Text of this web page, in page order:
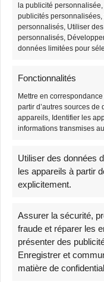
la publicité
publicités
personnalisés, Utiliser
personnalisés,
données limitées pour
Fonctionnalités
Mettre en
partir d’autres sources
appareils, Identifier les
informations transmises
Utiliser des données
les appareils à partir
explicitement.
Assurer la sécurité,
fraude et réparer les
présenter des
Enregistrer et
matière de
-3%
Stock limité
39,90€ 38,90
Stock limité